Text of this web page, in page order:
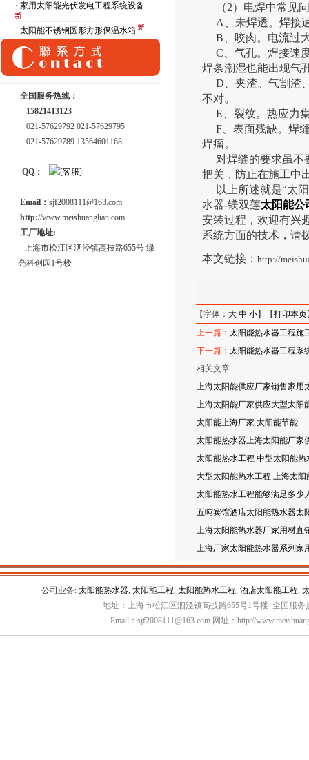
· 家用太阳能光伏发电工程系统设备
· 太阳能不锈钢圆形方形保温水箱
全国服务热线：
15821413123
021-57629792 021-57629795
021-57629789 13564601168
QQ：
Email： sjf2008111@163.com
http://www.meishuanglian.com
工厂地址:
上海市松江区泗泾镇高技路655号 绿
亮科创园1号楼
（2）电焊中常见
A、未焊透。焊接
B、咬肉。电流过
C、气孔。焊接速
焊条潮湿也能出现气
D、夹渣。气割渣
不对。
E、裂纹。热应力
F、表面残缺。焊
焊瘤。
对焊缝的要求虽不
把关，防止在施工中
以上所述就是“太阳
水器-镁双莲太阳能公
安装过程，欢迎有兴
系统方面的技术，请
本文链接：http://
【字体：大 中 小】【打印本页
上一篇：太阳能热水器工程施
下一篇：太阳能热水器工程系
相关文章
上海太阳能供应厂家销售家用
上海太阳能厂家供应大型太阳
太阳能上海厂家 太阳能节能
太阳能热水器上海太阳能厂家
太阳能热水工程 中型太阳能热
大型太阳能热水工程 上海太阳
太阳能热水工程能够满足多少
五吨宾馆酒店太阳能热水器太
上海太阳能热水器厂家用材直
上海厂家太阳能热水器系列家
公司业务: 太阳能热水器, 太阳能工程, 太阳能热水工程, 酒店太阳能工程,
地址：上海市松江区泗泾镇高技路655号1号楼 全国服务
Email：sjf2008111@163.com 网址：http://